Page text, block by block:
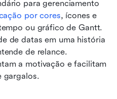
para gerenciamento
por cores, ícones e
ou gráfico de Gantt.
de datas em uma história
de relance.
a motivação e facilitam
gargalos.